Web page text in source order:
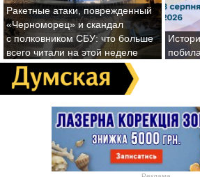
Ракетные атаки, поврежденный
«Черноморец» и скандал
с полковником СБУ: что больше
всего читали на этой неделе